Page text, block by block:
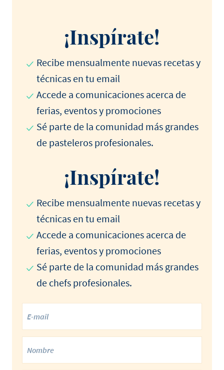
¡Inspírate!
Recibe mensualmente nuevas recetas y
técnicas en tu email
Accede a comunicaciones acerca de
ferias, eventos y promociones
Sé parte de la comunidad más grandes
de pasteleros profesionales.
¡Inspírate!
Recibe mensualmente nuevas recetas y
técnicas en tu email
Accede a comunicaciones acerca de
ferias, eventos y promociones
Sé parte de la comunidad más grandes
de chefs profesionales.